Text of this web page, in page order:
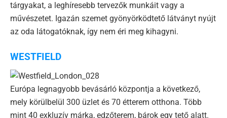
tárgyakat, a leghíresebb tervezők munkáit vagy a
művészetet. Igazán szemet gyönyörködtető látványt nyújt
az oda látogatóknak, így nem éri meg kihagyni.
WESTFIELD
Európa legnagyobb bevásárló központja a következő,
mely körülbelül 300 üzlet és 70 étterem otthona. Több
mint 40 exkluzív márka, edzőterem, bárok egy tető alatt.